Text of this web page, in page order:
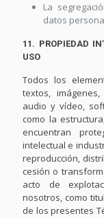
La
datos
11. PROPIEDAD
USO
Todos los
textos,
audio y vídeo,
como la
encuentran
intelectual e
reproducción,
cesión o
acto de
nosotros, como
de los presentes